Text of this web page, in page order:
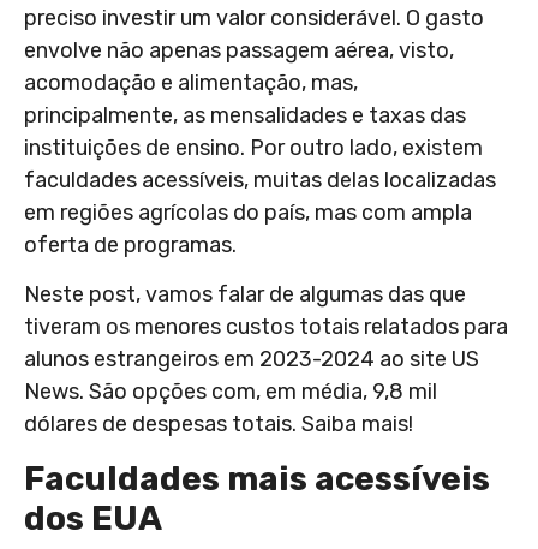
preciso investir um valor considerável. O gasto
envolve não apenas passagem aérea, visto,
acomodação e alimentação, mas,
principalmente, as mensalidades e taxas das
instituições de ensino. Por outro lado, existem
faculdades acessíveis, muitas delas localizadas
em regiões agrícolas do país, mas com ampla
oferta de programas.
Neste post, vamos falar de algumas das que
tiveram os menores custos totais relatados para
alunos estrangeiros em 2023-2024 ao site US
News. São opções com, em média, 9,8 mil
dólares de despesas totais. Saiba mais!
Faculdades mais acessíveis
dos EUA